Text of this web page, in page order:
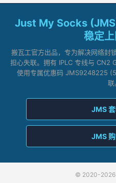
Just My Socks
稳定
搬瓦工官方出品，专为解决网络封
担心失联。拥有 IPLC 专线与 CN2
使用专属优惠码 JMS9248225
联
JMS
JMS
© 2020-2026